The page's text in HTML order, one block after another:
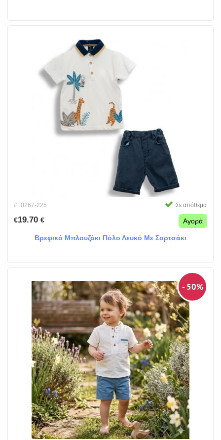
#10267-225 Σε απόθεμα
€19.70 € Αγορά
Βρεφικό Μπλουζάκι Πόλο Λευκό Με Σορτσάκι
- 50%